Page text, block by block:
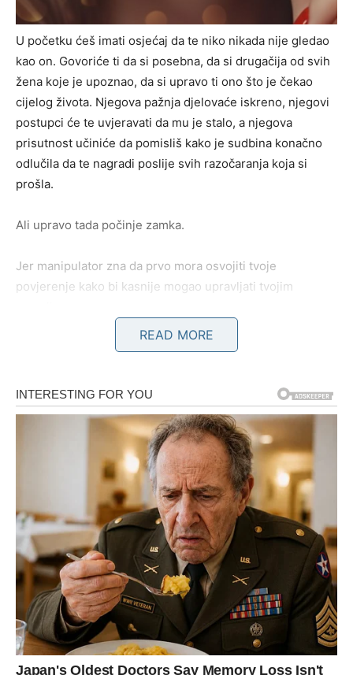
U početku ćeš imati osjećaj da te niko nikada nije gledao
kao on. Govoriće ti da si posebna, da si drugačija od svih
žena koje je upoznao, da si upravo ti ono što je čekao
cijelog života. Njegova pažnja djelovaće iskreno, njegovi
postupci će te uvjeravati da mu je stalo, a njegova
prisutnost učiniće da pomisliš kako je sudbina konačno
odlučila da te nagradi poslije svih razočaranja koja si
prošla.
Ali upravo tada počinje zamka.
Jer manipulator zna da prvo mora osvojiti tvoje
povjerenje kako bi kasnije mogao upravljati tvojim
Kada se vežeš za njega, kada mu otvoriš srce, kada mu
počinje skidati masku koju je nosio od prvog dana.
Promjene u početku nisu velike i zato ih mnoge žene ne
primijete. To je možda samo jedna kritika upućena kroz
šalu. Možda jedna rečenica koja te zaboli, ali je brzo
zaboraviš. Možda jedno poređenje sa drugom ženom ili
jedna primjedba na nešto što si uradila. Ništa strašno,
pomisliš.
Ali onda toga bude sve više.
Počinješ primjećivati da te često ispravlja, da umanjuje
tvoje uspjehe, da ignoriše tvoje osjećaje i da uvijek
pronađe način da pokaže kako nisi dovoljno dobra,
READ MORE